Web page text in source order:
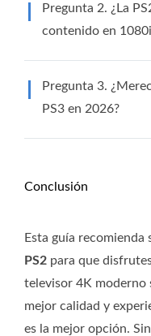
Pregunta 2. ¿La
contenido en
Pregunta 3.
PS3 en 2026?
Conclusión
Esta guía recomienda
PS2 para que
televisor 4K moderno
mejor calidad y
es la mejor opción.